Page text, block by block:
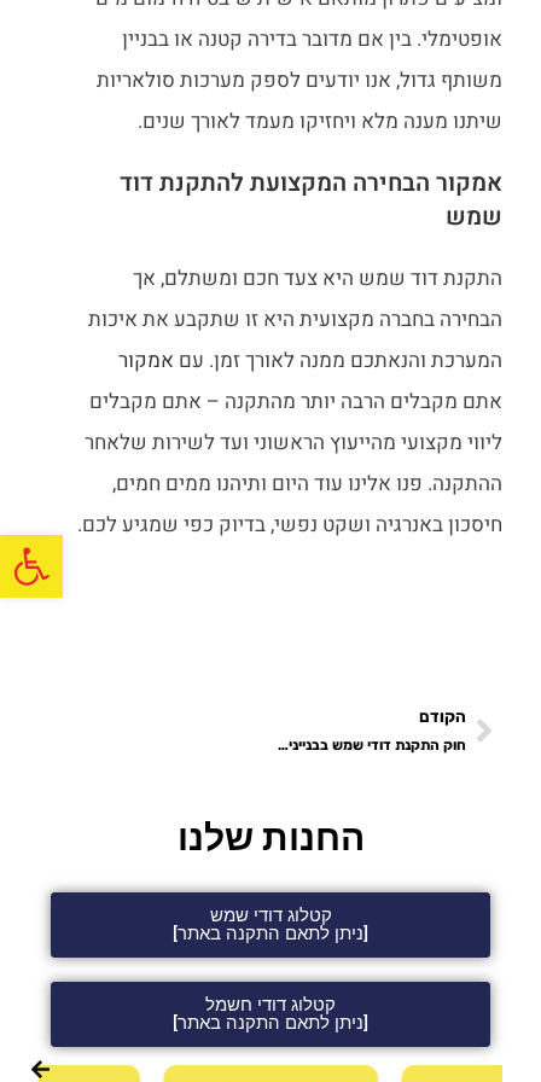
אופטימלי. בין אם מדובר בדירה קטנה או בבניין
משותף גדול, אנו יודעים לספק מערכות סולאריות
שיתנו מענה מלא ויחזיקו מעמד לאורך שנים.
אמקור הבחירה המקצועת להתקנת דוד
שמש
התקנת דוד שמש היא צעד חכם ומשתלם, אך
הבחירה בחברה מקצועית היא זו שתקבע את איכות
המערכת והנאתכם ממנה לאורך זמן. עם אמקור
אתם מקבלים הרבה יותר מהתקנה – אתם מקבלים
ליווי מקצועי מהייעוץ הראשוני ועד לשירות שלאחר
ההתקנה. פנו אלינו עוד היום ותיהנו ממים חמים,
חיסכון באנרגיה ושקט נפשי, בדיוק כפי שמגיע לכם.
הקודם
חוק התקנת דודי שמש בבניינים – מה חשוב לדעת
החנות שלנו
קטלוג דודי שמש
[ניתן לתאם התקנה באתר]
קטלוג דודי חשמל
[ניתן לתאם התקנה באתר]